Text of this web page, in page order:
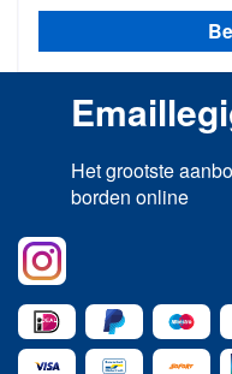
Het grootste
borden online